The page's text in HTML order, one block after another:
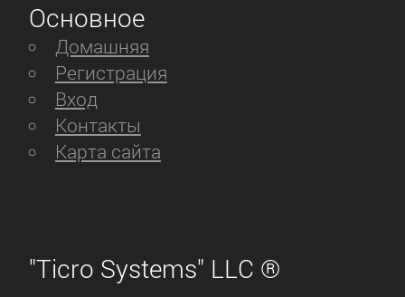
Основное
Домашняя
Регистрация
Вход
Контакты
Карта сайта
"Ticro Systems" LLC ®